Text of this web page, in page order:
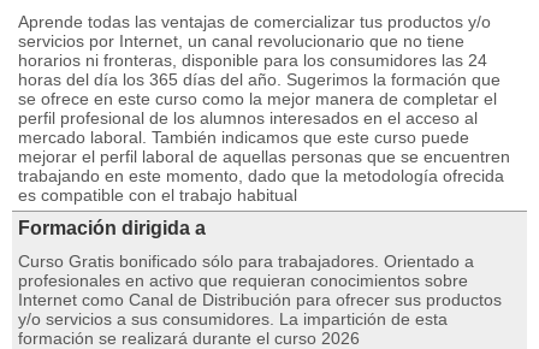
Aprende todas las ventajas de comercializar tus productos y/o
servicios por Internet, un canal revolucionario que no tiene
horarios ni fronteras, disponible para los consumidores las 24
horas del día los 365 días del año. Sugerimos la formación que
se ofrece en este curso como la mejor manera de completar el
perfil profesional de los alumnos interesados en el acceso al
mercado laboral. También indicamos que este curso puede
mejorar el perfil laboral de aquellas personas que se encuentren
trabajando en este momento, dado que la metodología ofrecida
es compatible con el trabajo habitual
Formación dirigida a
Curso Gratis bonificado sólo para trabajadores. Orientado a
profesionales en activo que requieran conocimientos sobre
Internet como Canal de Distribución para ofrecer sus productos
y/o servicios a sus consumidores. La impartición de esta
formación se realizará durante el curso 2026